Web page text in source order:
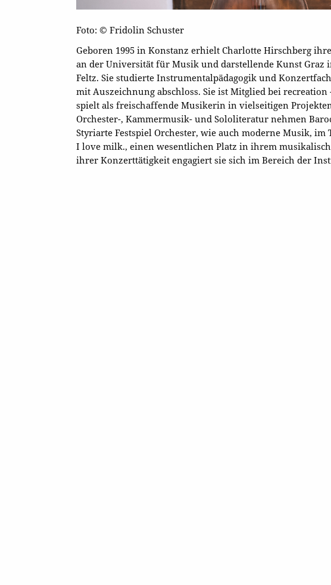
Foto: © Fridolin Schuster
Geboren 1995 in Konstanz erhielt Charlotte Hirschberg
an der Universität für Musik und darstellende Kunst Graz
Feltz. Sie studierte Instrumentalpädagogik und
mit Auszeichnung abschloss. Sie ist Mitglied bei recreation
spielt als freischaffende Musikerin in vielseitigen
Orchester-, Kammermusik- und Sololiteratur nehmen
Styriarte Festspiel Orchester, wie auch moderne Musik,
I love milk., einen wesentlichen Platz in ihrem
ihrer Konzerttätigkeit engagiert sie sich im Bereich der